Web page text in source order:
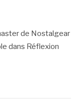
de Nostalgear
dans Réflexion